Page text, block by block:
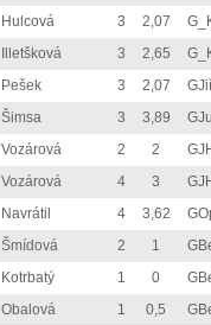
Hulcová 3 2,07
Illetšková 3 2,65
Pešek 3 2,07
Šimsa 3 3,89
Vozárová 2 2
Vozárová 4 3
Navrátil 4 3,62
Šmídová 2 1
Kotrbatý 1 0
Obalová 1 0,5